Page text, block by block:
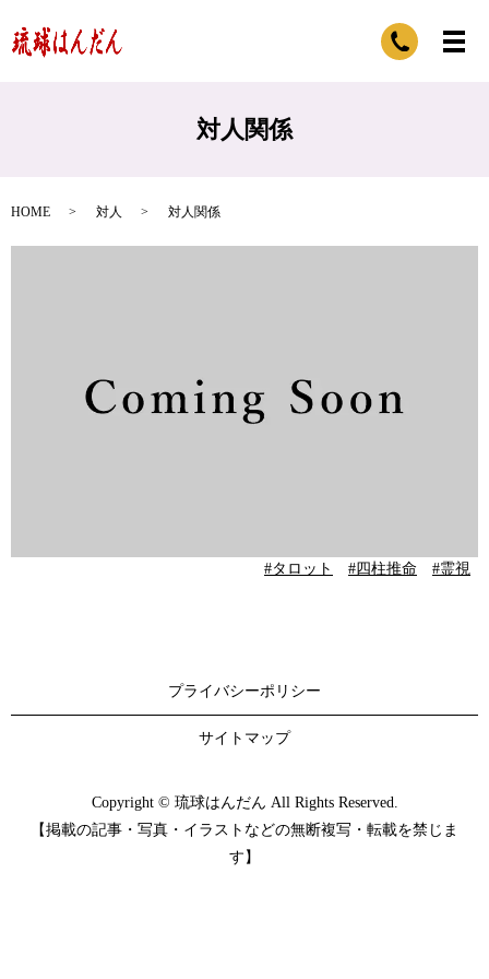
対人関係
HOME 対人 対人関係
#タロット #四柱推命 #霊視
プライバシーポリシー
サイトマップ
Copyright © 琉球はんだん All Rights Reserved.
【掲載の記事・写真・イラストなどの無断複写・転載を禁じま
す】